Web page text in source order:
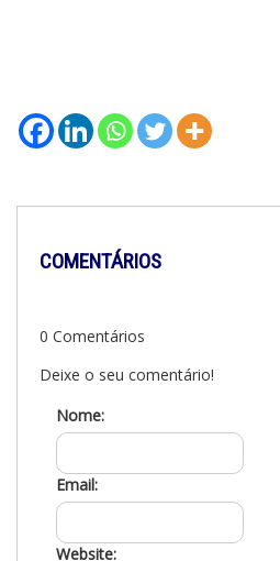
COMENTÁRIOS
0 Comentários
Deixe o seu comentário!
Nome:
Email:
Website: